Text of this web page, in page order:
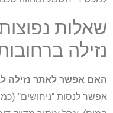
שאלות
נזילה
האם אפשר לאתר נזילה
אפשר לנסות "ניחושים"